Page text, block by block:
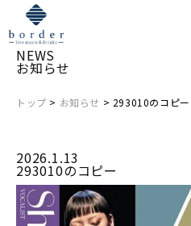
NEWS
お知らせ
トップ > お知らせ > 293010のコピー
2026.1.13
293010のコピー